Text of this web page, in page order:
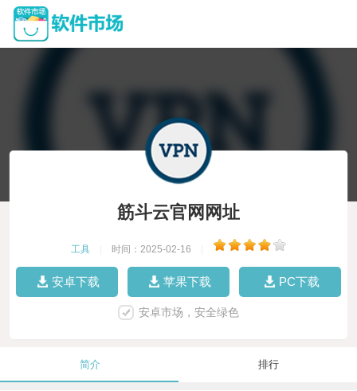
筋斗云官网网址
工具 时间：2025-02-16
安卓下载 苹果下载 PC下载
安卓市场，安全绿色
简介 排行